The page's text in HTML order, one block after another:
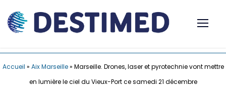
Accueil » Aix Marseille» Marseille. Drones, laser et pyrotechnie vont mettre
en lumière le ciel du Vieux-Port ce samedi 21 décembre